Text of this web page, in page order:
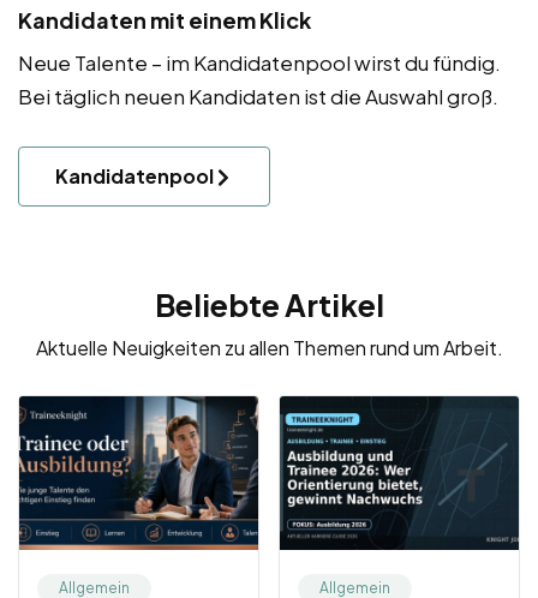
Kandidaten mit einem Klick
Neue Talente – im Kandidatenpool wirst du fündig.
Bei täglich neuen Kandidaten ist die Auswahl groß.
Kandidatenpool
Beliebte Artikel
Aktuelle Neuigkeiten zu allen Themen rund um Arbeit.
Allgemein Allgemein